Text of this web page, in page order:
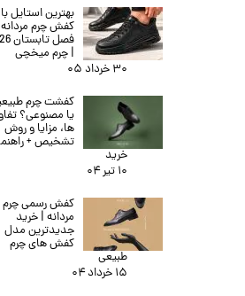
بهترین استایل با
کفش چرم مردانه
فصل
| چرم میخچی
۳۰ خرداد ۰۵
کفشت چرم
یا مصنوعی؟
ها، مزایا و روش
تشخیص +
خرید
۱۰ تیر ۰۴
کفش رسمی چرم
مردانه | خرید
جدیدترین مدل
کفش های چرم
طبیعی
۱۵ خرداد ۰۴